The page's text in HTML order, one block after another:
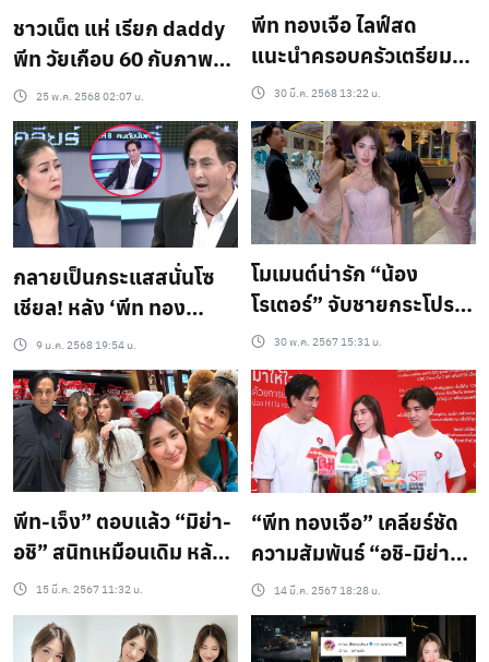
ชาวเน็ต แห่ เรียก daddy
พีท วัยเกือบ 60 กับภาพใน
อดีต…กาลเวลาทำอะไร
‘พระเอกอมตะ’ ไม่ได้
จริงๆ!
25 พ.ค. 2568 02:07 น.
พีท ทองเจือ ไลฟ์สด
แนะนำครอบครัวเตรียมตัว
รับมือภัยพิบัติ หลังเกิด
แผ่นดินไหวในไทย
ครอบครัวควรมีจุดนัดพบ!
30 มี.ค. 2568 13:22 น.
กลายเป็นกระแสสนั่นโซ
เชียล! หลัง ‘พีท ทอง
เจือ’เปิดใจได้รับพลังงาน
มนุษย์ต่างดาวรักษาโรค
อ.เจษฎา ย้ำเชื่อได้ แต่ไม่
ควรละทิ้งการรักษาแพทย์
แผนปัจจุบัน..?
9 ม.ค. 2568 19:54 น.
โมเมนต์น่ารัก “น้อง
โรเตอร์” จับชายกระโปรง
ให้ “พี่มิย่า” เพราะกลัวพี่
สาวสะดุดล้ม งุ้ย!! หล่อละ
มุ่นแถมเทคแคร์ดีสุดๆ ไม่
แปลกคุณแม่ห่วงหนักมาก
30 พ.ค. 2567 15:31 น.
พีท-เจ็ง” ตอบแล้ว “มิย่า-
อชิ” สนิทเหมือนเดิม หลังมี
ข่าวรีเทิร์น ยันสอง
ครอบครัวไม่ได้มีปัญหากัน
15 มี.ค. 2567 11:32 น.
“พีท ทองเจือ” เคลียร์ชัด
ความสัมพันธ์ “อชิ-มิย่า” รี
เทิร์นหรือไม่?
14 มี.ค. 2567 18:28 น.